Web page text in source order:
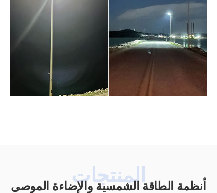
أنظمة الطاقة الشمسية والإضاءة الموصى